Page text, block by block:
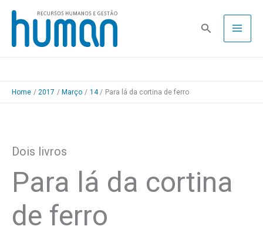
Skip
content
Pesquisa
Home 2017 Março 14 Para lá da cortina de ferro
Dois livros
Para lá da cortina
de ferro